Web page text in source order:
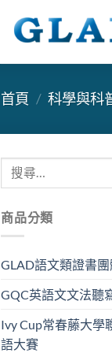
首頁 / 科學與科
鍵
字:
商品分類
GLAD語文類證書
GQC英語文文法聽
Ivy Cup常春藤大學
語大賽